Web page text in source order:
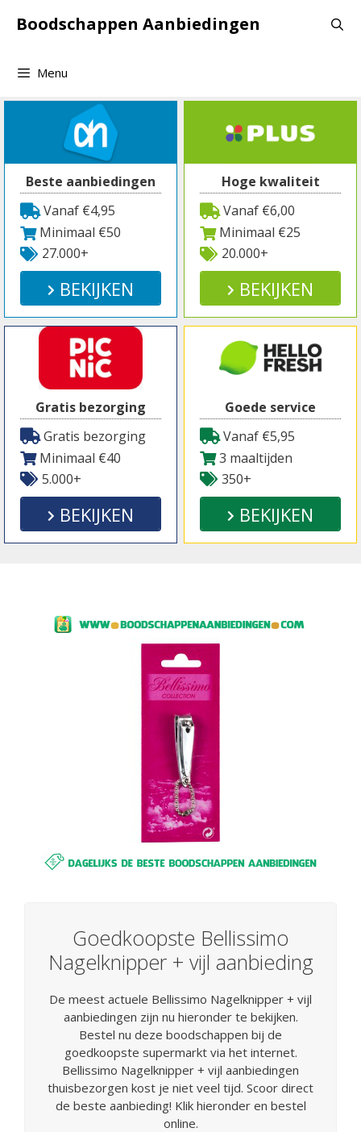
naarBoodschappen Aanbiedingen
Menu
Beste aanbiedingen
Vanaf €4,95
Minimaal €50
27.000+
BEKIJKEN
Hoge kwaliteit
Vanaf €6,00
Minimaal €25
20.000+
BEKIJKEN
Gratis bezorging
Gratis bezorging
Minimaal €40
5.000+
BEKIJKEN
Goede service
Vanaf €5,95
3 maaltijden
350+
BEKIJKEN
Goedkoopste Bellissimo
Nagelknipper + vijl aanbieding
De meest actuele Bellissimo Nagelknipper + vijl
aanbiedingen zijn nu hieronder te bekijken.
Bestel nu deze boodschappen bij de
goedkoopste supermarkt via het internet.
Bellissimo Nagelknipper + vijl aanbiedingen
thuisbezorgen kost je niet veel tijd. Scoor direct
de beste aanbieding! Klik hieronder en bestel
online.